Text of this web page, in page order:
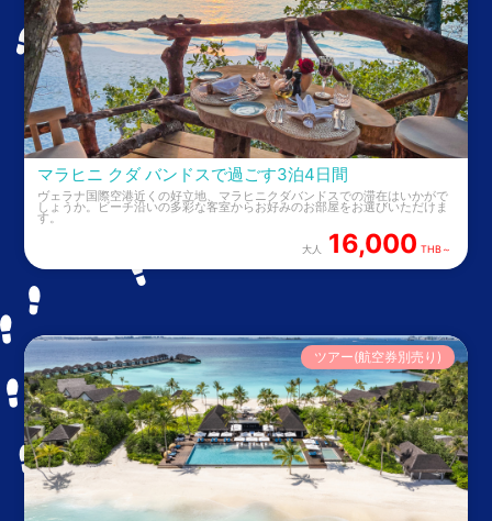
マラヒニ クダ バンドスで過ごす3泊4日間
ヴェラナ国際空港近くの好立地、マラヒニクダバンドスでの滞在はいかがで
しょうか。ビーチ沿いの多彩な客室からお好みのお部屋をお選びいただけま
す。
大人 16,000 THB～
ツアー(航空券別売り)